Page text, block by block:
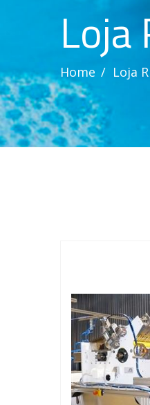
Loja
Home Loja